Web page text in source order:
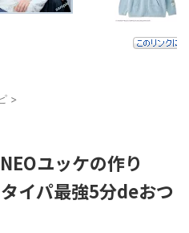
>
ユッケの作り
イパ最強5分deおつ